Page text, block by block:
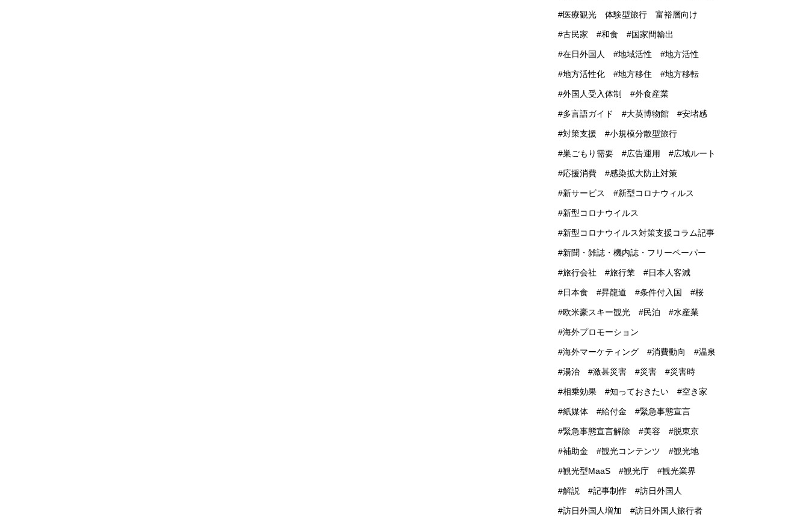
医療観光 体験型旅行 富裕層向け
古民家 和食 国家間輸出
在日外国人 地域活性 地方活性
地方活性化 地方移住 地方移転
外国人受入体制 外食産業
多言語ガイド 大英博物館 安堵感
対策支援 小規模分散型旅行
巣ごもり需要 広告運用 広域ルート
応援消費 感染拡大防止対策
新サービス 新型コロナウィルス
新型コロナウイルス
新型コロナウイルス対策支援コラム記事
新聞・雑誌・機内誌・フリーペーパー
旅行会社 旅行業 日本人客減
日本食 昇龍道 条件付入国 桜
欧米豪スキー観光 民泊 水産業
海外プロモーション
海外マーケティング 消費動向 温泉
湯治 激甚災害 災害 災害時
相乗効果 知っておきたい 空き家
紙媒体 給付金 緊急事態宣言
緊急事態宣言解除 美容 脱東京
補助金 観光コンテンツ 観光地
観光型MaaS 観光庁 観光業界
解説 記事制作 訪日外国人
訪日外国人増加 訪日外国人旅行者